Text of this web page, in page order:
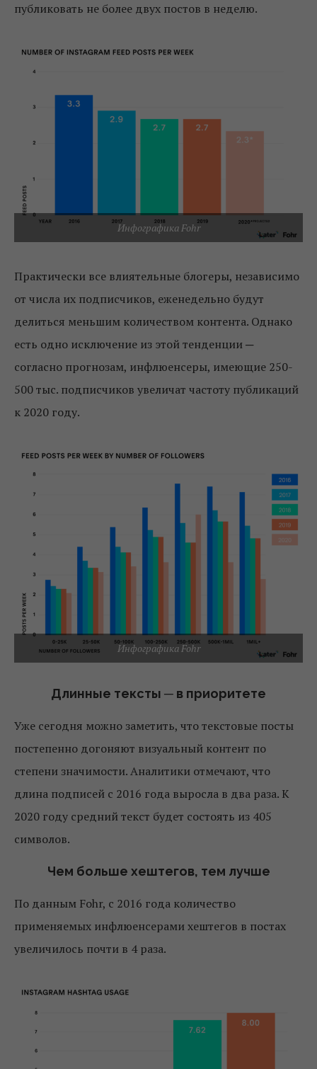
публиковать не более двух постов в неделю.
Инфографика Fohr
Практически все влиятельные блогеры, независимо
от числа их подписчиков, еженедельно будут
делиться меньшим количеством контента. Однако
есть одно исключение из этой тенденции ─
согласно прогнозам, инфлюенсеры, имеющие 250-
500 тыс. подписчиков увеличат частоту публикаций
к 2020 году.
Инфографика Fohr
Длинные тексты ─ в приоритете
Уже сегодня можно заметить, что текстовые посты
постепенно догоняют визуальный контент по
степени значимости. Аналитики отмечают, что
длина подписей с 2016 года выросла в два раза. К
2020 году средний текст будет состоять из 405
символов.
Чем больше хештегов, тем лучше
По данным Fohr, с 2016 года количество
применяемых инфлюенсерами хештегов в постах
увеличилось почти в 4 раза.